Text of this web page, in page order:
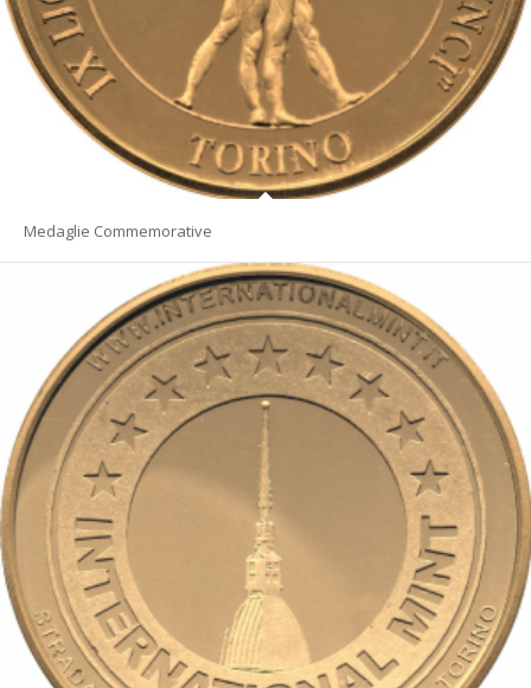
Medaglie Commemorative